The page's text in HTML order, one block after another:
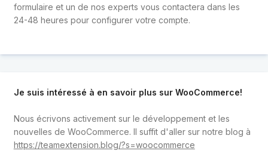
formulaire et un de nos experts vous contactera dans les
24-48 heures pour configurer votre compte.
Je suis intéressé à en savoir plus sur WooCommerce!
Nous écrivons activement sur le développement et les
nouvelles de WooCommerce. Il suffit d'aller sur notre blog à
https://teamextension.blog/?s=woocommerce